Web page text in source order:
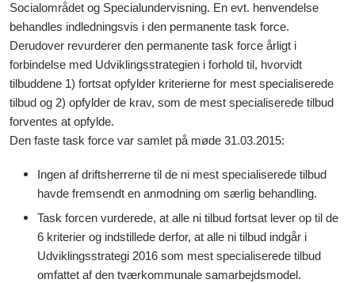
Socialområdet og Specialundervisning. En evt. henvendelse
behandles indledningsvis i den permanente task force.
Derudover revurderer den permanente task force årligt i
forbindelse med Udviklingsstrategien i forhold til, hvorvidt
tilbuddene 1) fortsat opfylder kriterierne for mest specialiserede
tilbud og 2) opfylder de krav, som de mest specialiserede tilbud
forventes at opfylde.
Den faste task force var samlet på møde 31.03.2015:
Ingen af driftsherrerne til de ni mest specialiserede tilbud
havde fremsendt en anmodning om særlig behandling.
Task forcen vurderede, at alle ni tilbud fortsat lever op til de
6 kriterier og indstillede derfor, at alle ni tilbud indgår i
Udviklingsstrategi 2016 som mest specialiserede tilbud
omfattet af den tværkommunale samarbejdsmodel.